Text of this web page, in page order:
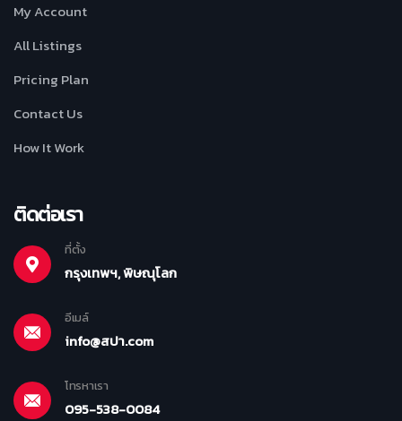
My Account
All Listings
Pricing Plan
Contact Us
How It Work
ติดต่อเรา
ที่ตั้ง
กรุงเทพฯ, พิษณุโลก
อีเมล์
info@สปา.com
โทรหาเรา
095-538-0084